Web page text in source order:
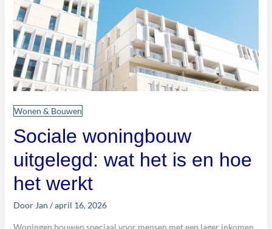
Wonen & Bouwen
Sociale woningbouw
uitgelegd: wat het is en hoe
het werkt
Door Jan /april 16, 2026